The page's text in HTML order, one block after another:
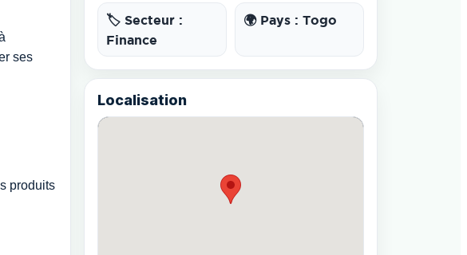
ses
produits
🏷️ Secteur :
Finance
🌍 Pays : Togo
Localisation